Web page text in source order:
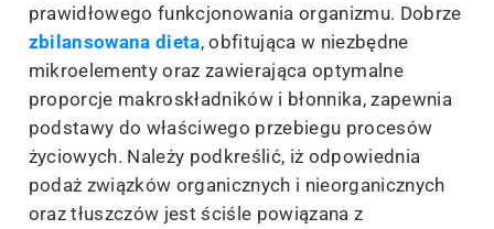
prawidłowego funkcjonowania organizmu. Dobrze
zbilansowana dieta, obfitująca w niezbędne
mikroelementy oraz zawierająca optymalne
proporcje makroskładników i błonnika, zapewnia
podstawy do właściwego przebiegu procesów
życiowych. Należy podkreślić, iż odpowiednia
podaż związków organicznych i nieorganicznych
oraz tłuszczów jest ściśle powiązana z